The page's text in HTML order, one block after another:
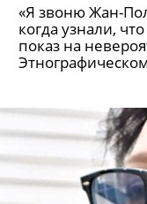
«Я звоню Жан-
когда узнали,
показ на